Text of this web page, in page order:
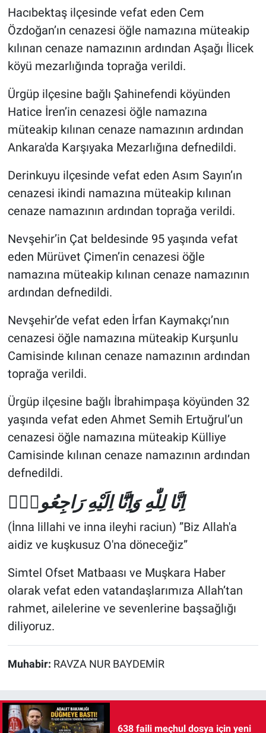
Hacıbektaş ilçesinde vefat eden Cem
Özdoğan’ın cenazesi öğle namazına müteakip
kılınan cenaze namazının ardından Aşağı İlicek
köyü mezarlığında toprağa verildi.
Ürgüp ilçesine bağlı Şahinefendi köyünden
Hatice İren’in cenazesi öğle namazına
müteakip kılınan cenaze namazının ardından
Ankara'da Karşıyaka Mezarlığına defnedildi.
Derinkuyu ilçesinde vefat eden Asım Sayın’ın
cenazesi ikindi namazına müteakip kılınan
cenaze namazının ardından toprağa verildi.
Nevşehir’in Çat beldesinde 95 yaşında vefat
eden Mürüvet Çimen’in cenazesi öğle
namazına müteakip kılınan cenaze namazının
ardından defnedildi.
Nevşehir’de vefat eden İrfan Kaymakçı’nın
cenazesi öğle namazına müteakip Kurşunlu
Camisinde kılınan cenaze namazının ardından
toprağa verildi.
Ürgüp ilçesine bağlı İbrahimpaşa köyünden 32
yaşında vefat eden Ahmet Semih Ertuğrul’un
cenazesi öğle namazına müteakip Külliye
Camisinde kılınan cenaze namazının ardından
defnedildi.
اِنَّا لِلّٰهِ وَاِنَّٓا اِلَيْهِ رَاجِعُونَۜ
(İnna lillahi ve inna ileyhi raciun) ‎”Biz Allah'a
aidiz ve kuşkusuz O'na döneceğiz”
Simtel Ofset Matbaası ve Muşkara Haber
olarak vefat eden vatandaşlarımıza Allah’tan
rahmet, ailelerine ve sevenlerine başsağlığı
diliyoruz.
Muhabir: RAVZA NUR BAYDEMİR
638 faili meçhul dosya için yeni